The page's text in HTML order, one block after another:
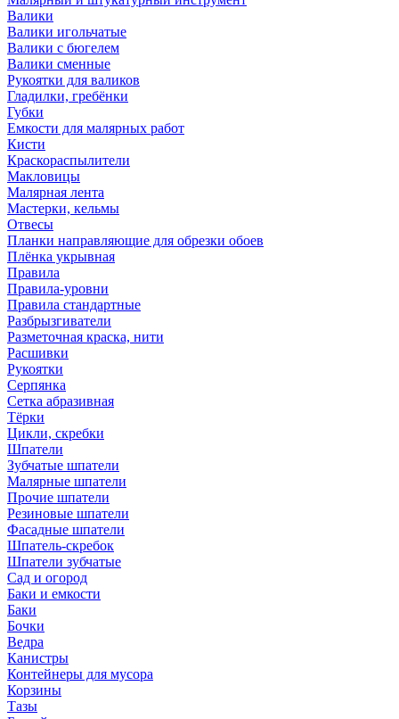
Валики
Валики игольчатые
Валики с бюгелем
Валики сменные
Рукоятки для валиков
Гладилки, гребёнки
Губки
Емкости для малярных работ
Кисти
Краскораспылители
Макловицы
Малярная лента
Мастерки, кельмы
Отвесы
Планки направляющие для обрезки обоев
Плёнка укрывная
Правила
Правила-уровни
Правила стандартные
Разбрызгиватели
Разметочная краска, нити
Расшивки
Рукоятки
Серпянка
Сетка абразивная
Тёрки
Цикли, скребки
Шпатели
Зубчатые шпатели
Малярные шпатели
Прочие шпатели
Резиновые шпатели
Фасадные шпатели
Шпатель-скребок
Шпатели зубчатые
Сад и огород
Баки и емкости
Баки
Бочки
Ведра
Канистры
Контейнеры для мусора
Корзины
Тазы